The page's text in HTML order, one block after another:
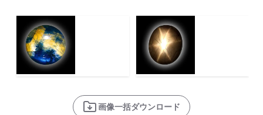
画像一括ダウンロード